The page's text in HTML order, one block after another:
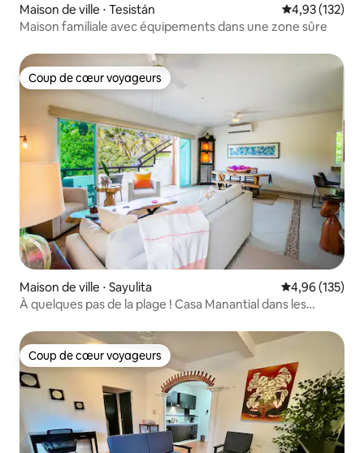
Maison de ville ⋅ Tesistán Évaluation
4,93 (132)
Maison familiale avec équipements dans une zone sûre
Coup de cœur voyageurs
Coup de cœur voyageurs
Maison de ville ⋅ Sayulita Évaluation
4,96 (135)
À quelques pas de la plage ! Casa Manantial dans les
Coup de cœur voyageurs
Coup de cœur voyageurs